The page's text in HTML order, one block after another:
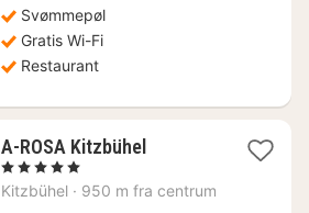
Svømmepøl
Gratis Wi-Fi
Restaurant
A-ROSA Kitzbühel1
fra
, 5 Stjerner
Kitzbühel · 950 m fra centrum